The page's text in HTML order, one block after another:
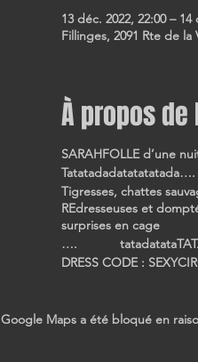
13 déc. 2022, 22:00 – 14
Fillinges, 2091 Rte de la
À propos
SARAHFOLLE d’une
Tatatadadatatatatada….
Tigresses, chattes
REdresseuses et
surprises en cage
….
DRESS CODE :
Google Maps a été bloqué en